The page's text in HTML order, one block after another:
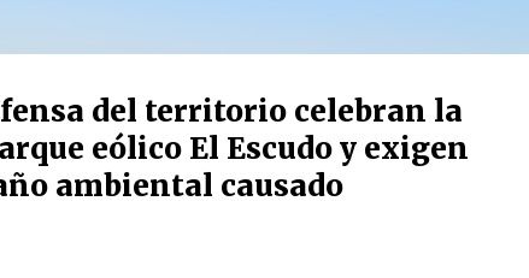
del territorio celebran la
eólico El Escudo y exigen
ambiental causado